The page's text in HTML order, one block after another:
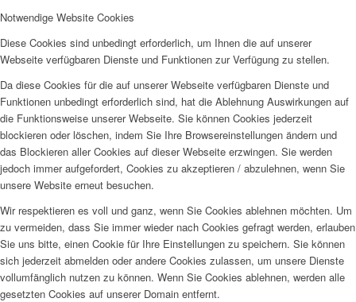
Notwendige Website Cookies
Diese Cookies sind unbedingt erforderlich, um Ihnen die auf unserer
Webseite verfügbaren Dienste und Funktionen zur Verfügung zu stellen.
Da diese Cookies für die auf unserer Webseite verfügbaren Dienste und
Funktionen unbedingt erforderlich sind, hat die Ablehnung Auswirkungen auf
die Funktionsweise unserer Webseite. Sie können Cookies jederzeit
blockieren oder löschen, indem Sie Ihre Browsereinstellungen ändern und
das Blockieren aller Cookies auf dieser Webseite erzwingen. Sie werden
jedoch immer aufgefordert, Cookies zu akzeptieren / abzulehnen, wenn Sie
unsere Website erneut besuchen.
Wir respektieren es voll und ganz, wenn Sie Cookies ablehnen möchten. Um
zu vermeiden, dass Sie immer wieder nach Cookies gefragt werden, erlauben
Sie uns bitte, einen Cookie für Ihre Einstellungen zu speichern. Sie können
sich jederzeit abmelden oder andere Cookies zulassen, um unsere Dienste
vollumfänglich nutzen zu können. Wenn Sie Cookies ablehnen, werden alle
gesetzten Cookies auf unserer Domain entfernt.